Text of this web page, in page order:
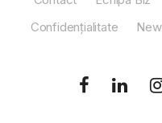
Confidențialitate